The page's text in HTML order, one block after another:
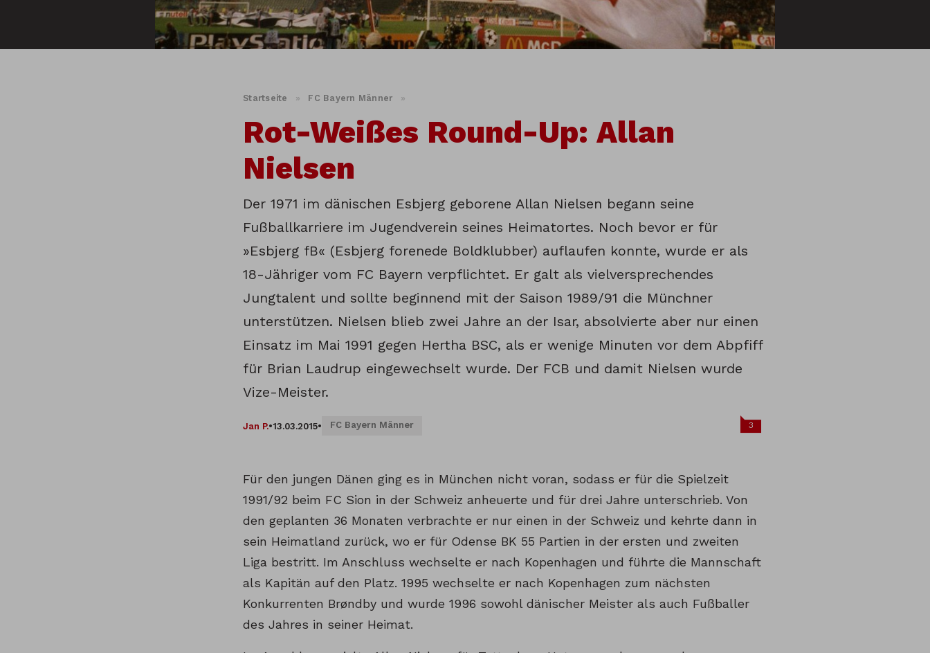
Startseite » FC Bayern Männer »
Rot-Weißes Round-Up: Allan
Nielsen
Der 1971 im dänischen Esbjerg geborene Allan Nielsen begann seine
Fußballkarriere im Jugendverein seines Heimatortes. Noch bevor er für
»Esbjerg fB« (Esbjerg forenede Boldklubber) auflaufen konnte, wurde er als
18-Jähriger vom FC Bayern verpflichtet. Er galt als vielversprechendes
Jungtalent und sollte beginnend mit der Saison 1989/91 die Münchner
unterstützen. Nielsen blieb zwei Jahre an der Isar, absolvierte aber nur einen
Einsatz im Mai 1991 gegen Hertha BSC, als er wenige Minuten vor dem Abpfiff
für Brian Laudrup eingewechselt wurde. Der FCB und damit Nielsen wurde
Vize-Meister.
Jan P.•13.03.2015• FC Bayern Männer 3
Für den jungen Dänen ging es in München nicht voran, sodass er für die Spielzeit
1991/92 beim FC Sion in der Schweiz anheuerte und für drei Jahre unterschrieb. Von
den geplanten 36 Monaten verbrachte er nur einen in der Schweiz und kehrte dann in
sein Heimatland zurück, wo er für Odense BK 55 Partien in der ersten und zweiten
Liga bestritt. Im Anschluss wechselte er nach Kopenhagen und führte die Mannschaft
als Kapitän auf den Platz. 1995 wechselte er nach Kopenhagen zum nächsten
Konkurrenten Brøndby und wurde 1996 sowohl dänischer Meister als auch Fußballer
des Jahres in seiner Heimat.